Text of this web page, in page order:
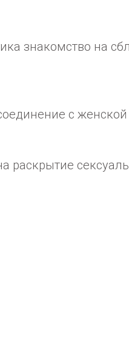
знакомство на
с
раскрытие